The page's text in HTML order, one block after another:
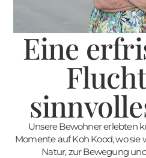
Eine
Unsere Bewohner erlebten
Momente auf Koh Kood, wo sie
Natur, zur Bewegung